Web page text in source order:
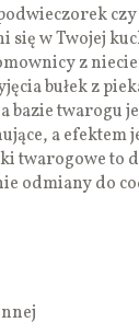
w Twojej
z
bułek z
bazie twarogu
a efektem
twarogowe to
odmiany do